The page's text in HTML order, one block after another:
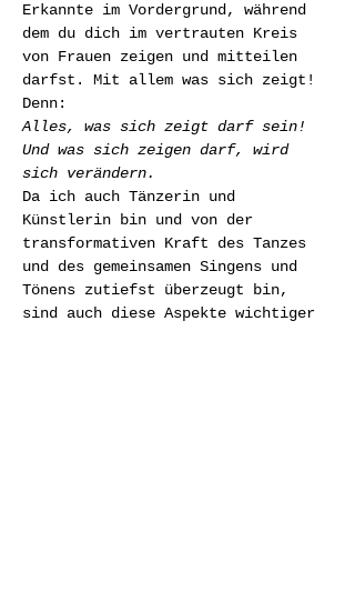
Erkannte im Vordergrund, während
dem du dich im vertrauten Kreis
von Frauen zeigen und mitteilen
darfst. Mit allem was sich zeigt!
Denn:
Alles, was sich zeigt darf sein!
Und was sich zeigen darf, wird
sich verändern.
Da ich auch Tänzerin und
Künstlerin bin und von der
transformativen Kraft des Tanzes
und des gemeinsamen Singens und
Tönens zutiefst überzeugt bin,
sind auch diese Aspekte wichtiger